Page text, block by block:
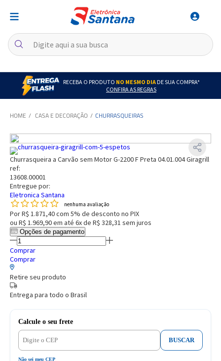
RECEBA O PRODUTO NO MESMO DIADE SUA COMPRA*
CONFIRA AS REGRAS
CASA E DECORAÇÃO CHURRASQUEIRAS
Churrasqueira a Carvão sem Motor G-2200 F Preta 04.01.004 Giragrill
ref:
13608.00001
Entregue por:
Eletronica Santana
nenhuma avaliação
PorR$ 1.871,40com 5% de desconto no PIX
ou R$ 1.969,90em até 6x de R$ 328,31 sem juros
Opções de pagamento
Comprar
Comprar
Retire seu produto
Entrega para todo o Brasil
Calcule o seu frete
BUSCAR
Não sei meu CEP